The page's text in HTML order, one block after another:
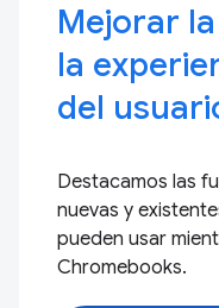
Mejorar
la
del
Destacamos las
nuevas y
pueden usar
Chromebooks.